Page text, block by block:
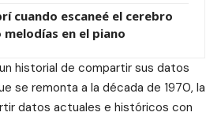
cuando escaneé el cerebro
en el piano
historial de compartir sus datos
se remonta a la década de 1970, la
datos actuales e históricos con